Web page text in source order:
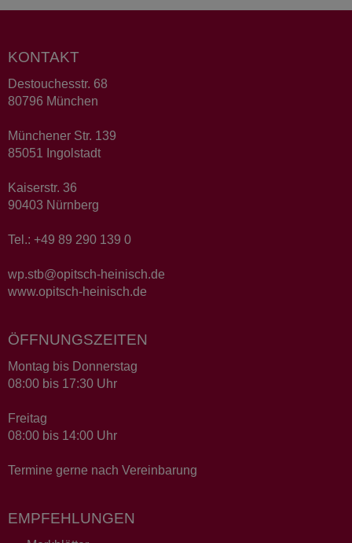
KONTAKT
Destouchesstr. 68
80796 München
Münchener Str. 139
85051 Ingolstadt
Kaiserstr. 36
90403 Nürnberg
Tel.: +49 89 290 139 0
wp.stb@opitsch-heinisch.de
www.opitsch-heinisch.de
ÖFFNUNGSZEITEN
Montag bis Donnerstag
08:00 bis 17:30 Uhr
Freitag
08:00 bis 14:00 Uhr
Termine gerne nach Vereinbarung
EMPFEHLUNGEN